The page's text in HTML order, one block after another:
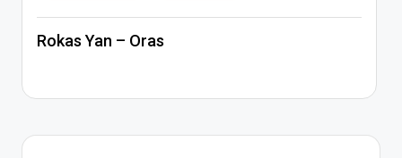
Rokas Yan – Oras